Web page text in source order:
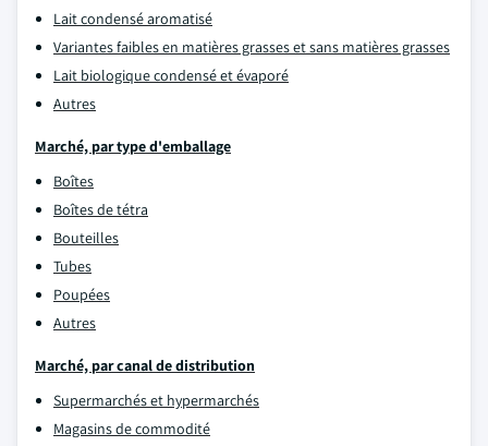
Lait condensé aromatisé
Variantes faibles en matières grasses et sans matières grasses
Lait biologique condensé et évaporé
Autres
Marché, par type d'emballage
Boîtes
Boîtes de tétra
Bouteilles
Tubes
Poupées
Autres
Marché, par canal de distribution
Supermarchés et hypermarchés
Magasins de commodité